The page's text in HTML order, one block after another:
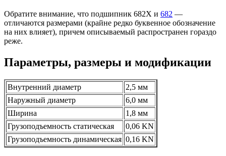
Обратите внимание, что подшипник 682X и 682 —
отличаются размерами (крайне редко буквенное обозначение
на них влияет), причем описываемый распространен гораздо
реже.
Параметры, размеры и модификации
Внутренний диаметр
2,5 мм
Наружный диаметр
6,0 мм
Ширина
1,8 мм
Грузоподъемность статическая
0,06 KN
Грузоподъемность динамическая 0,16 KN